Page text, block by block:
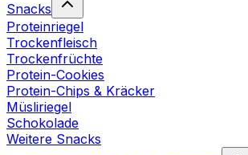
Snacks
Proteinriegel
Trockenfleisch
Trockenfrüchte
Protein-Cookies
Protein-Chips & Kräcker
Müsliriegel
Schokolade
Weitere Snacks